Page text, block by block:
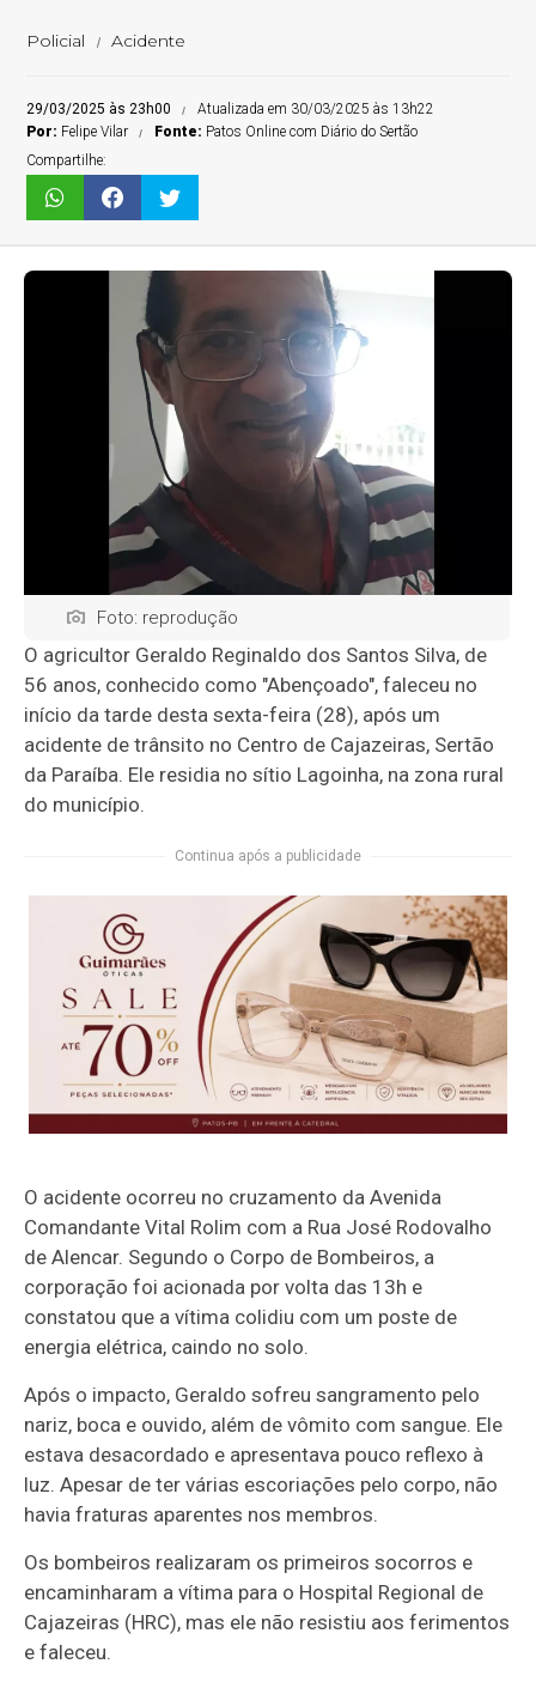
Policial Acidente
29/03/2025 às 23h00
Atualizada em 30/03/2025 às 13h22
Por: Felipe Vilar Fonte: Patos Online com Diário do Sertão
Compartilhe:
Foto: reprodução
O agricultor Geraldo Reginaldo dos Santos Silva, de
56 anos, conhecido como "Abençoado", faleceu no
início da tarde desta sexta-feira (28), após um
acidente de trânsito no Centro de Cajazeiras, Sertão
da Paraíba. Ele residia no sítio Lagoinha, na zona rural
do município.
Continua após a publicidade
O acidente ocorreu no cruzamento da Avenida
Comandante Vital Rolim com a Rua José Rodovalho
de Alencar. Segundo o Corpo de Bombeiros, a
corporação foi acionada por volta das 13h e
constatou que a vítima colidiu com um poste de
energia elétrica, caindo no solo.
Após o impacto, Geraldo sofreu sangramento pelo
nariz, boca e ouvido, além de vômito com sangue. Ele
estava desacordado e apresentava pouco reflexo à
luz. Apesar de ter várias escoriações pelo corpo, não
havia fraturas aparentes nos membros.
Os bombeiros realizaram os primeiros socorros e
encaminharam a vítima para o Hospital Regional de
Cajazeiras (HRC), mas ele não resistiu aos ferimentos
e faleceu.